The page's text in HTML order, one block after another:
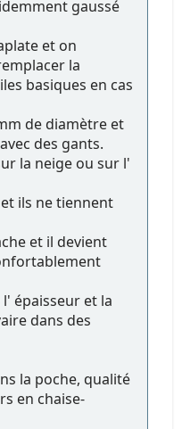
gaussé
et on
la
basiques en cas
de diamètre et
des gants.
la neige ou sur l'
ils ne tiennent
et il devient
épaisseur et la
dans des
la poche, qualité
en chaise-